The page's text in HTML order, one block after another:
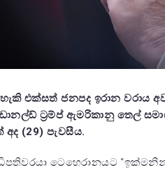
එක්සත් ජනපද ඉරාන වරාය
ට්‍රම්ප් ඇමරිකානු තෙල්
(29) පැවසීය.
ටෙහෙරානයට